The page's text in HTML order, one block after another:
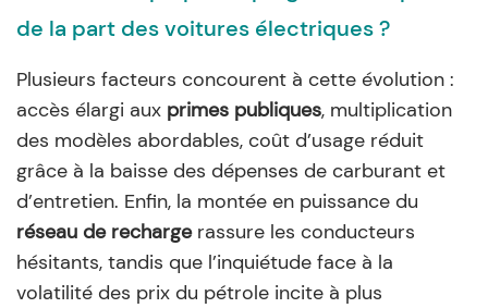
de la part des voitures électriques ?
Plusieurs facteurs concourent à cette évolution :
accès élargi aux primes publiques, multiplication
des modèles abordables, coût d’usage réduit
grâce à la baisse des dépenses de carburant et
d’entretien. Enfin, la montée en puissance du
réseau de rechargerassure les conducteurs
hésitants, tandis que l’inquiétude face à la
volatilité des prix du pétrole incite à plus